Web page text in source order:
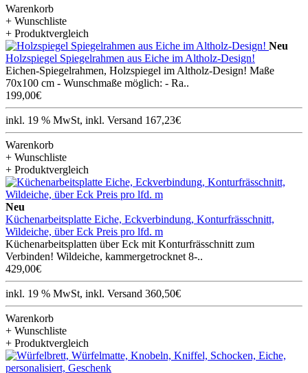
Warenkorb
+ Wunschliste
+ Produktvergleich
Neu
Holzspiegel Spiegelrahmen aus Eiche im Altholz-Design!
Eichen-Spiegelrahmen, Holzspiegel im Altholz-Design! Maße
70x100 cm - Wunschmaße möglich: - Ra..
199,00€
inkl. 19 % MwSt, inkl. Versand 167,23€
Warenkorb
+ Wunschliste
+ Produktvergleich
Neu
Küchenarbeitsplatte Eiche, Eckverbindung, Konturfrässchnitt,
Wildeiche, über Eck Preis pro lfd. m
Küchenarbeitsplatten über Eck mit Konturfrässchnitt zum
Verbinden! Wildeiche, kammergetrocknet 8-..
429,00€
inkl. 19 % MwSt, inkl. Versand 360,50€
Warenkorb
+ Wunschliste
+ Produktvergleich